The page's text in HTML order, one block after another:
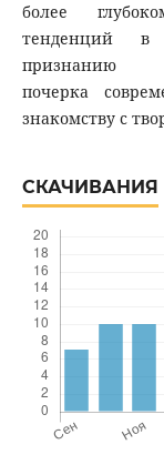
более
тенденций в
признанию
почерка
знакомству с
СКАЧИВАНИЯ